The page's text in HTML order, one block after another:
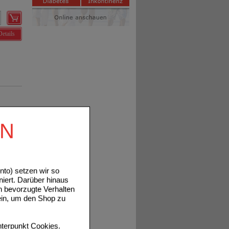
setzen wir so
Darüber hinaus
bevorzugte Verhalten
um den Shop zu
Cookies.
Details